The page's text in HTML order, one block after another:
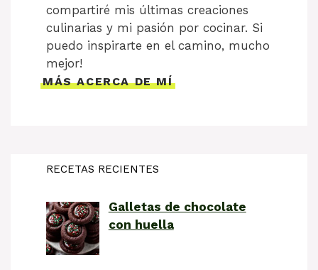
compartiré mis últimas creaciones
culinarias y mi pasión por cocinar. Si
puedo inspirarte en el camino, mucho
mejor!
MÁS ACERCA DE MÍ
RECETAS RECIENTES
Galletas de chocolate
con huella